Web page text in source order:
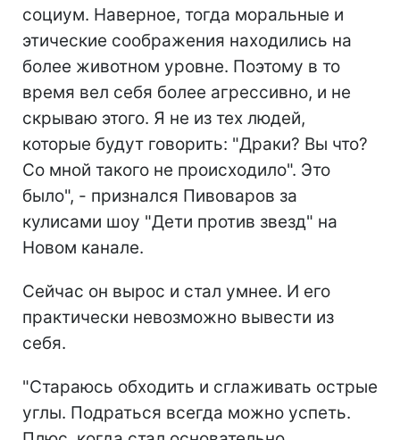
социум. Наверное, тогда моральные и
этические соображения находились на
более животном уровне. Поэтому в то
время вел себя более агрессивно, и не
скрываю этого. Я не из тех людей,
которые будут говорить: "Драки? Вы что?
Со мной такого не происходило". Это
было", - признался Пивоваров за
кулисами шоу "Дети против звезд" на
Новом канале.
Сейчас он вырос и стал умнее. И его
практически невозможно вывести из
себя.
"Стараюсь обходить и сглаживать острые
углы. Подраться всегда можно успеть.